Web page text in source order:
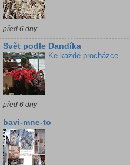
před 6 dny
Svět podle Dandíka
Ke každé procházce ....
před 6 dny
bavi-mne-to